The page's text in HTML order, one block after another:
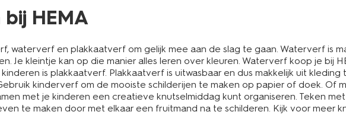
HEMA
waterverf en plakkaatverf om gelijk mee aan de slag te gaan. Waterverf is
Je kleintje kan op die manier alles leren over kleuren. Waterverf koop je bij
is plakkaatverf. Plakkaatverf is uitwasbaar en dus makkelijk uit
kinderverf om de mooiste schilderijen te maken op papier of doek. Of
met je kinderen een creatieve knutselmiddag kunt organiseren. Teken
te maken door met elkaar een fruitmand na te schilderen. Kijk voor meer